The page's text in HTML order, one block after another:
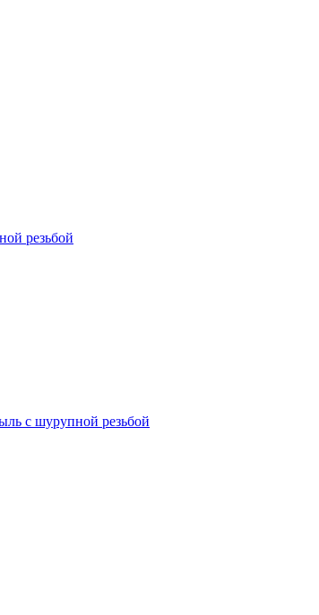
резьбой
с шурупной резьбой